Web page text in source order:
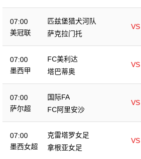
07:00
美冠联
匹兹堡猎犬河队
VS
萨克拉门托
07:00
墨西甲
FC美利达
VS
塔巴蒂奥
07:00
萨尔超
国际FA
VS
FC阿里安沙
07:00
墨西女超
克雷塔罗女足
VS
拿根亚女足